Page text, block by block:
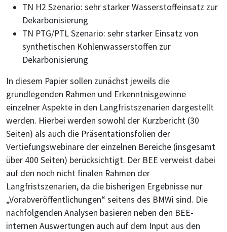
TN H2 Szenario: sehr starker Wasserstoffeinsatz zur
Dekarbonisierung
TN PTG/PTL Szenario: sehr starker Einsatz von
synthetischen Kohlenwasserstoffen zur
Dekarbonisierung
In diesem Papier sollen zunächst jeweils die
grundlegenden Rahmen und Erkenntnisgewinne
einzelner Aspekte in den Langfristszenarien dargestellt
werden. Hierbei werden sowohl der Kurzbericht (30
Seiten) als auch die Präsentationsfolien der
Vertiefungswebinare der einzelnen Bereiche (insgesamt
über 400 Seiten) berücksichtigt. Der BEE verweist dabei
auf den noch nicht finalen Rahmen der
Langfristszenarien, da die bisherigen Ergebnisse nur
„Vorabveröffentlichungen“ seitens des BMWi sind. Die
nachfolgenden Analysen basieren neben den BEE-
internen Auswertungen auch auf dem Input aus den